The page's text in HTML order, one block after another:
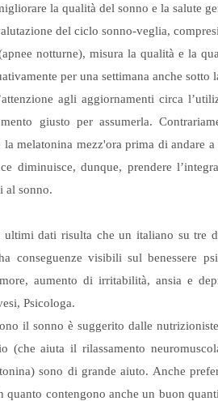
la qualità del sonno e la salute
del ciclo sonno-veglia,
notturne), misura la qualità e la
per una settimana anche sotto
agli aggiornamenti circa
giusto per assumerla.
melatonina mezz'ora prima di andare a
diminuisce, dunque, prendere
al sonno.
ultimi dati risulta che un italiano su tre
conseguenze visibili sul benessere
aumento di irritabilità, ansia e
Psicologa.
il sonno è suggerito dalle
(che aiuta il rilassamento
sono di grande aiuto. Anche
contengono anche un buon